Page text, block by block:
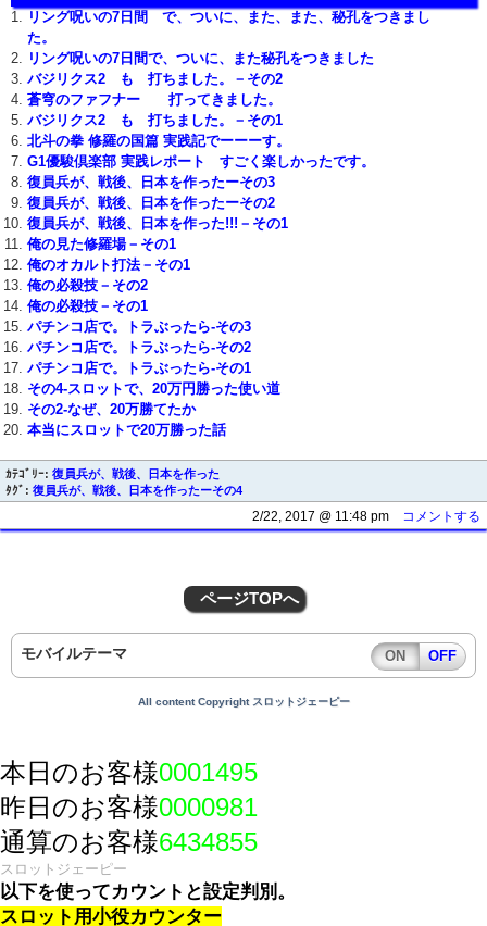
リング呪いの7日間 で、ついに、また、また、秘孔をつきまし
た。
リング呪いの7日間で、ついに、また秘孔をつきました
バジリクス2 も 打ちました。－その2
蒼穹のファフナー 打ってきました。
バジリクス2 も 打ちました。－その1
北斗の拳 修羅の国篇 実践記でーーーす。
G1優駿倶楽部 実践レポート すごく楽しかったです。
復員兵が、戦後、日本を作ったーその3
復員兵が、戦後、日本を作ったーその2
復員兵が、戦後、日本を作った!!!－その1
俺の見た修羅場－その1
俺のオカルト打法－その1
俺の必殺技－その2
俺の必殺技－その1
パチンコ店で。トラぶったら-その3
パチンコ店で。トラぶったら-その2
パチンコ店で。トラぶったら-その1
その4-スロットで、20万円勝った使い道
その2-なぜ、20万勝てたか
本当にスロットで20万勝った話
ｶﾃｺﾞﾘｰ: 復員兵が、戦後、日本を作った
ﾀｸﾞ: 復員兵が、戦後、日本を作ったーその4
2/22, 2017 @ 11:48 pm コメントする
ページTOPへ
モバイルテーマ ON OFF
All content Copyright スロットジェーピー
本日のお客様0001495
昨日のお客様0000981
通算のお客様6434855
スロットジェーピー
以下を使ってカウントと設定判別。
スロット用小役カウンター